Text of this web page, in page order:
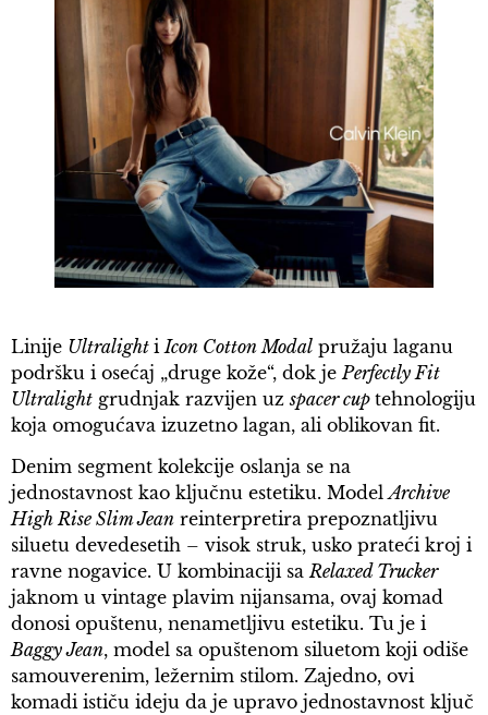
Linije Ultralight iIcon Cotton Modal pružaju laganu
podršku i osećaj „druge kože“, dok jePerfectly Fit
Ultralight grudnjak razvijen uzspacer cup tehnologiju
koja omogućava izuzetno lagan, ali oblikovan fit.
Denim segment kolekcije oslanja se na
jednostavnost kao ključnu estetiku. ModelArchive
High Rise Slim Jean reinterpretira prepoznatljivu
siluetu devedesetih – visok struk, usko prateći kroj i
ravne nogavice. U kombinaciji saRelaxed Trucker
jaknom u vintage plavim nijansama, ovaj komad
donosi opuštenu, nenametljivu estetiku. Tu je i
Baggy Jean, model sa opuštenom siluetom koji odiše
samouverenim, ležernim stilom. Zajedno, ovi
komadi ističu ideju da je upravo jednostavnost ključ